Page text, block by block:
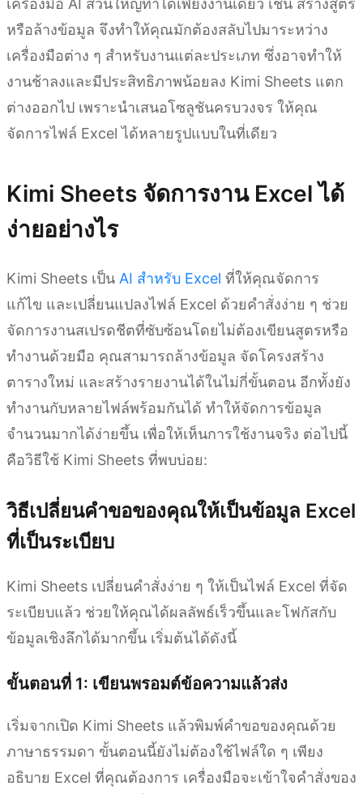
เครื่องมือ AI ส่วนใหญ่ทำได้เพียงงานเดียว เช่น สร้างสูตร
หรือล้างข้อมูล จึงทำให้คุณมักต้องสลับไปมาระหว่าง
เครื่องมือต่าง ๆ สำหรับงานแต่ละประเภท ซึ่งอาจทำให้
งานช้าลงและมีประสิทธิภาพน้อยลง Kimi Sheets แตก
ต่างออกไป เพราะนำเสนอโซลูชันครบวงจร ให้คุณ
จัดการไฟล์ Excel ได้หลายรูปแบบในที่เดียว
Kimi Sheets จัดการงาน Excel ได้
ง่ายอย่างไร
Kimi Sheets เป็น AI สำหรับ Excel ที่ให้คุณจัดการ
แก้ไข และเปลี่ยนแปลงไฟล์ Excel ด้วยคำสั่งง่าย ๆ ช่วย
จัดการงานสเปรดชีตที่ซับซ้อนโดยไม่ต้องเขียนสูตรหรือ
ทำงานด้วยมือ คุณสามารถล้างข้อมูล จัดโครงสร้าง
ตารางใหม่ และสร้างรายงานได้ในไม่กี่ขั้นตอน อีกทั้งยัง
ทำงานกับหลายไฟล์พร้อมกันได้ ทำให้จัดการข้อมูล
จำนวนมากได้ง่ายขึ้น เพื่อให้เห็นการใช้งานจริง ต่อไปนี้
คือวิธีใช้ Kimi Sheets ที่พบบ่อย:
วิธีเปลี่ยนคำขอของคุณให้เป็นข้อมูล Excel
ที่เป็นระเบียบ
Kimi Sheets เปลี่ยนคำสั่งง่าย ๆ ให้เป็นไฟล์ Excel ที่จัด
ระเบียบแล้ว ช่วยให้คุณได้ผลลัพธ์เร็วขึ้นและโฟกัสกับ
ข้อมูลเชิงลึกได้มากขึ้น เริ่มต้นได้ดังนี้
ขั้นตอนที่ 1: เขียนพรอมต์ข้อความแล้วส่ง
เริ่มจากเปิด Kimi Sheets แล้วพิมพ์คำขอของคุณด้วย
ภาษาธรรมดา ขั้นตอนนี้ยังไม่ต้องใช้ไฟล์ใด ๆ เพียง
อธิบาย Excel ที่คุณต้องการ เครื่องมือจะเข้าใจคำสั่งของ